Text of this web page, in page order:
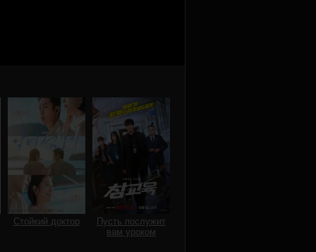
Стойкий доктор
Пусть послужит
вам уроком